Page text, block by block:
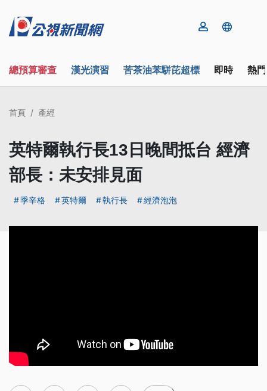
總預算審查 漢光演習 苦茶油苯駢芘超標 即時 熱
首頁 產經
英特爾執行長13日晚間抵台 經濟
部長：未安排見面
季辛格 英特爾 執行長 經濟泡泡